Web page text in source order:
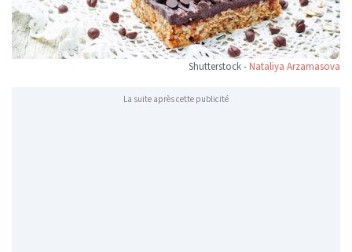
Shutterstock - Nataliya Arzamasova
La suite après cette publicité